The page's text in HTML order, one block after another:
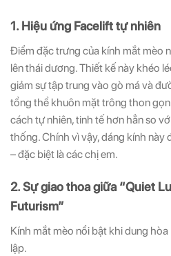
1. Hiệu ứng Facelift tự nhiên
Điểm đặc trưng của kính mắt mèo
lên thái dương. Thiết kế này khéo
giảm sự tập trung vào gò má và
tổng thể khuôn mặt trông thon
cách tự nhiên, tinh tế hơn hẳn so
thống. Chính vì vậy, dáng kính
– đặc biệt là các chị em.
2. Sự giao thoa giữa “Quiet
Futurism”
Kính mắt mèo nổi bật khi dung
lập.